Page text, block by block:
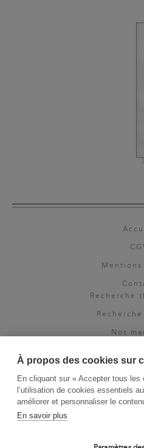
À propos des cookies sur
En cliquant sur « Accepter tous
l’utilisation de cookies essentiels
améliorer et personnaliser le
En savoir plus
Recherche
Nos
La Vie des